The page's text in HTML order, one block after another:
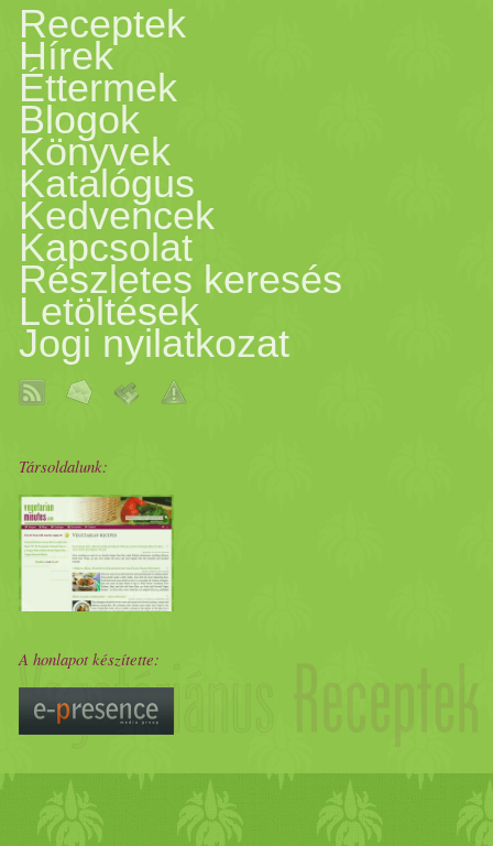
Receptek
Hírek
Éttermek
Blogok
Könyvek
Katalógus
Kedvencek
Kapcsolat
Részletes keresés
Letöltések
Jogi nyilatkozat
Társoldalunk:
A honlapot készítette: